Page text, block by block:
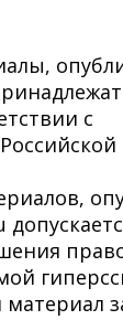
с